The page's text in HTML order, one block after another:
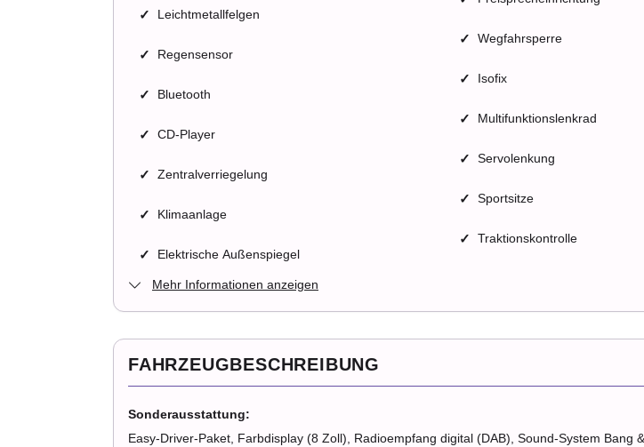
✓ Leichtmetallfelgen
✓ Regensensor
✓ Bluetooth
✓ CD-Player
✓ Zentralverriegelung
✓ Klimaanlage
✓ Elektrische Außenspiegel
✓ Wegfahrsperre
✓ Isofix
✓ Multifunktionslenkrad
✓ Servolenkung
✓ Sportsitze
✓ Traktionskontrolle
Mehr Informationen anzeigen
FAHRZEUGBESCHREIBUNG
Sonderausstattung:
Easy-Driver-Paket, Farbdisplay (8 Zoll), Radioempfang digital (DAB), Sound-System Bang